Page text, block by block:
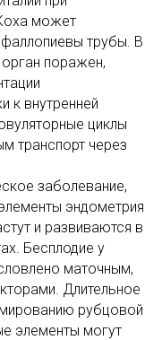
может
фаллопиевы трубы. В
поражен,
к внутренней
циклы
транспорт через
заболевание,
эндометрия
и развиваются в
Бесплодие у
маточным,
Длительное
рубцовой
элементы могут